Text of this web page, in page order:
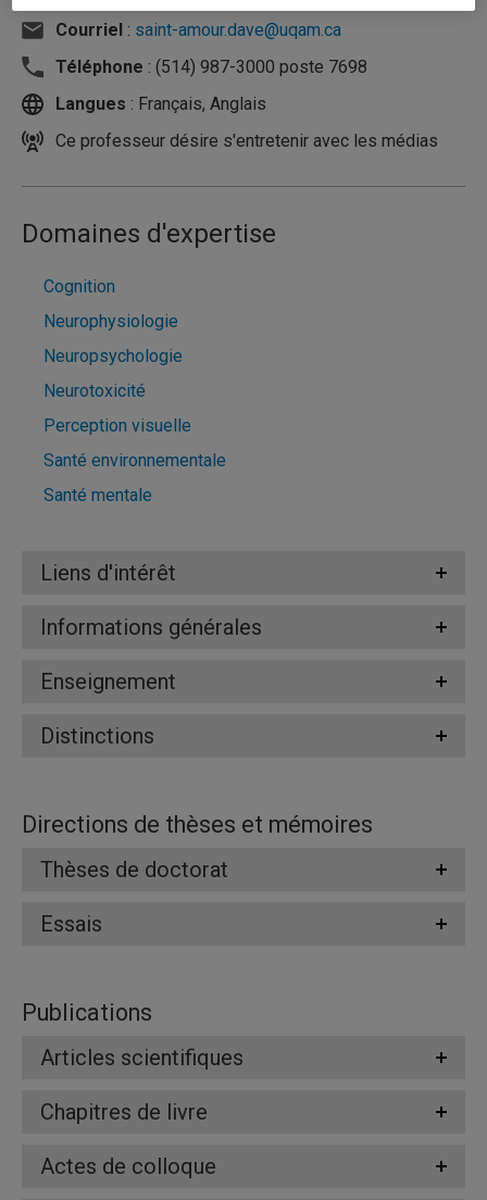
Courriel : saint-amour.dave@uqam.ca
Téléphone : (514) 987-3000 poste 7698
Langues : Français, Anglais
Ce professeur désire s'entretenir avec les médias
Domaines d'expertise
Cognition
Neurophysiologie
Neuropsychologie
Neurotoxicité
Perception visuelle
Santé environnementale
Santé mentale
Liens d'intérêt
Informations générales
Enseignement
Distinctions
Directions de thèses et mémoires
Thèses de doctorat
Essais
Publications
Articles scientifiques
Chapitres de livre
Actes de colloque